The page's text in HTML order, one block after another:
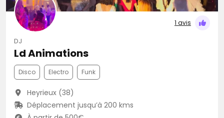
1 avis
DJ
Ld Animations
Disco Electro Funk
Heyrieux (38)
Déplacement jusqu’à 200 kms